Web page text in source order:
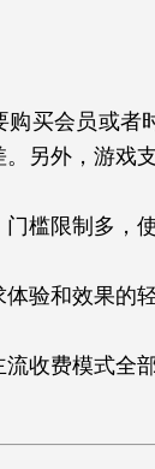
购买会员或者
另外，游戏
门槛限制多，
体验和效果的
收费模式全部